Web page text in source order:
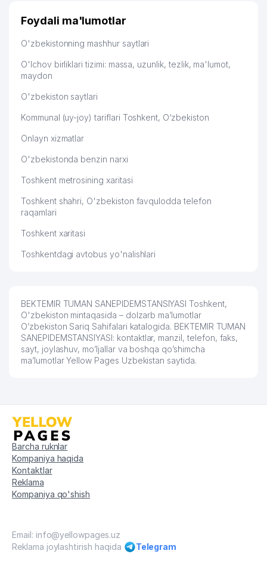
дальше развиваюсь потихоньку😊
Hamida 03.08.2026 12:45:39
Foydali ma'lumotlar
O'zbekistonning mashhur saytlari
O'lchov birliklari tizimi: massa, uzunlik, tezlik, ma'lumot,
maydon
O'zbekiston saytlari
Kommunal (uy-joy) tariflari Toshkent, O‘zbekiston
Onlayn xizmatlar
O'zbekistonda benzin narxi
Toshkent metrosining xaritasi
Toshkent shahri, O'zbekiston favqulodda telefon
raqamlari
Toshkent xaritasi
Toshkentdagi avtobus yo'nalishlari
BEKTEMIR TUMAN SANEPIDEMSTANSIYASI Toshkent,
O'zbekiston mintaqasida – dolzarb ma’lumotlar
O’zbekiston Sariq Sahifalari katalogida. BEKTEMIR TUMAN
SANEPIDEMSTANSIYASI: kontaktlar, manzil, telefon, faks,
sayt, joylashuv, mo’ljallar va boshqa qo’shimcha
ma’lumotlar Yellow Pages Uzbekistan saytida.
Barcha ruknlar
Kompaniya haqida
Kontaktlar
Reklama
Kompaniya qo'shish
Email: info@yellowpages.uz
Reklama joylashtirish haqida
Telegram